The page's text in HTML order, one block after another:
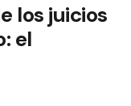
los juicios
el